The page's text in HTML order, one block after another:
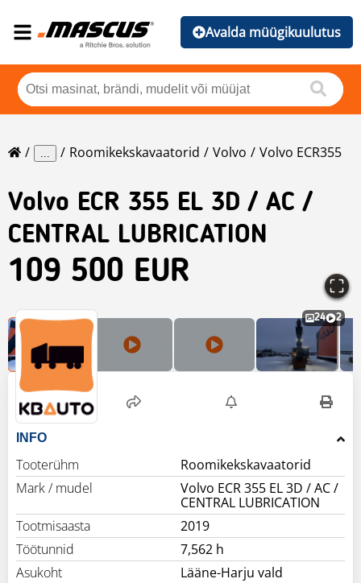
Avalda müügikuulutus
... Roomikekskavaatorid Volvo Volvo ECR355
Volvo ECR 355 EL 3D / AC /
CENTRAL LUBRICATION
109 500 EUR
24 2
INFO
Tooterühm
Roomikekskavaatorid
Mark / mudel
Volvo ECR 355 EL 3D / AC /
CENTRAL LUBRICATION
Tootmisaasta
2019
Töötunnid
7,562 h
Asukoht
Lääne-Harju vald